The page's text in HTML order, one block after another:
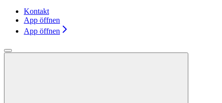
Kontakt
App öffnen
App öffnen